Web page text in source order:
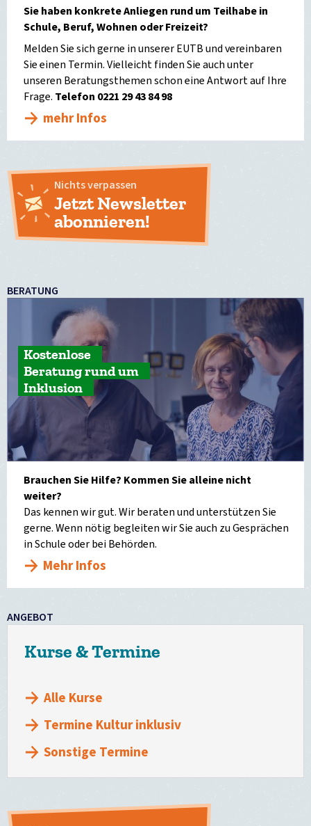
Sie haben konkrete Anliegen rund um Teilhabe in
Schule, Beruf, Wohnen oder Freizeit?
Melden Sie sich gerne in unserer EUTB und vereinbaren
Sie einen Termin. Vielleicht finden Sie auch unter
unseren Beratungsthemen schon eine Antwort auf Ihre
Frage. Telefon 0221 29 43 84 98
mehr Infos
Nichts verpassen
Jetzt Newsletter
abonnieren!
BERATUNG
Kostenlose
Beratung rund um
Inklusion
Brauchen Sie Hilfe? Kommen Sie alleine nicht
weiter?
Das kennen wir gut. Wir beraten und unterstützen Sie
gerne. Wenn nötig begleiten wir Sie auch zu Gesprächen
in Schule oder bei Behörden.
Mehr Infos
ANGEBOT
Kurse & Termine
Alle Kurse
Termine Kultur inklusiv
Sonstige Termine